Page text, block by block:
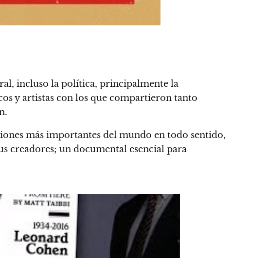
incluso la política, principalmente la
y artistas con los que compartieron tanto
más importantes del mundo en todo sentido,
creadores; un documental esencial para